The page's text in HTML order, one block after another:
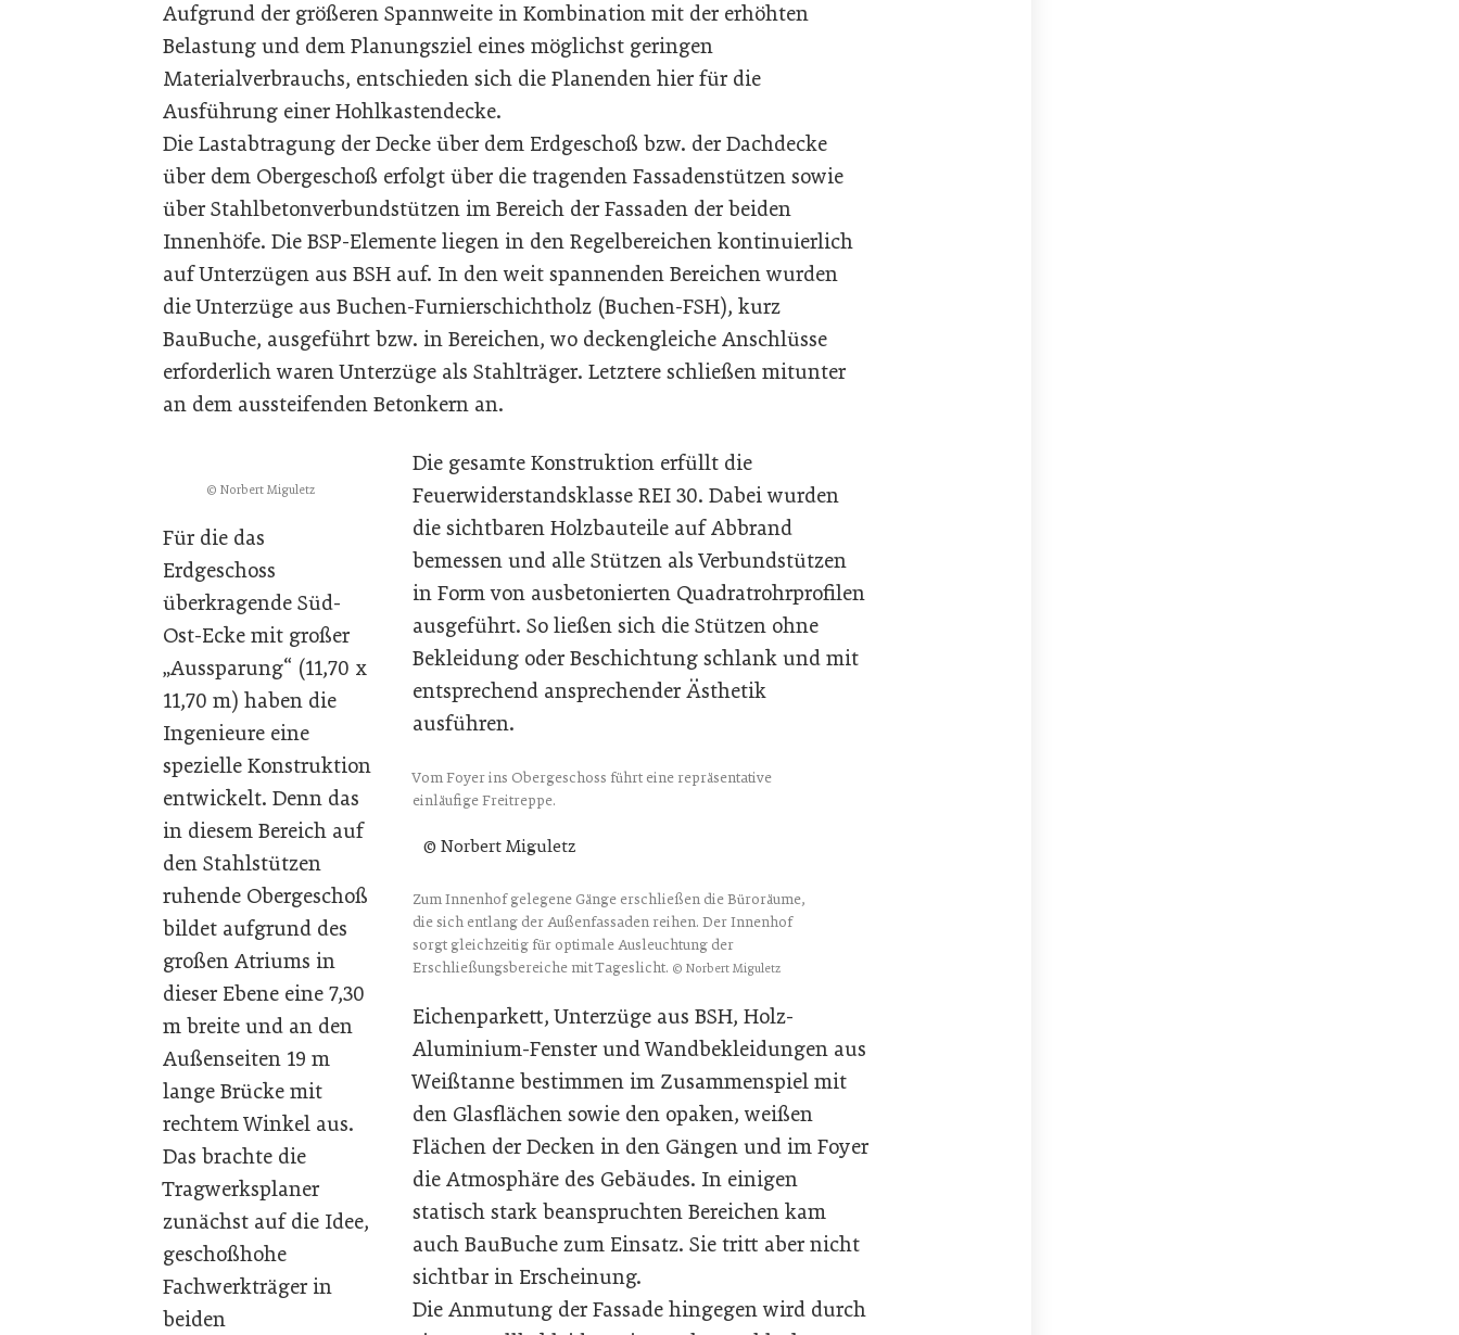
Aufgrund der größeren Spannweite in Kombination mit der erhöhten
Belastung und dem Planungsziel eines möglichst geringen
Materialverbrauchs, entschieden sich die Planenden hier für die
Ausführung einer Hohlkastendecke.
Die Lastabtragung der Decke über dem Erdgeschoß bzw. der Dachdecke
über dem Obergeschoß erfolgt über die tragenden Fassadenstützen sowie
über Stahlbetonverbundstützen im Bereich der Fassaden der beiden
Innenhöfe. Die BSP-Elemente liegen in den Regelbereichen kontinuierlich
auf Unterzügen aus BSH auf. In den weit spannenden Bereichen wurden
die Unterzüge aus Buchen-Furnierschichtholz (Buchen-FSH), kurz
BauBuche, ausgeführt bzw. in Bereichen, wo deckengleiche Anschlüsse
erforderlich waren Unterzüge als Stahlträger. Letztere schließen mitunter
an dem aussteifenden Betonkern an.
© Norbert Miguletz
Für die das
Erdgeschoss
überkragende Süd-
Ost-Ecke mit großer
„Aussparung“ (11,70 x
11,70 m) haben die
Ingenieure eine
spezielle Konstruktion
entwickelt. Denn das
in diesem Bereich auf
den Stahlstützen
ruhende Obergeschoß
bildet aufgrund des
großen Atriums in
dieser Ebene eine 7,30
m breite und an den
Außenseiten 19 m
lange Brücke mit
rechtem Winkel aus.
Das brachte die
Tragwerksplaner
zunächst auf die Idee,
geschoßhohe
Fachwerkträger in
beiden
Die gesamte Konstruktion erfüllt die
Feuerwiderstandsklasse REI 30. Dabei wurden
die sichtbaren Holzbauteile auf Abbrand
bemessen und alle Stützen als Verbundstützen
in Form von ausbetonierten Quadratrohrprofilen
ausgeführt. So ließen sich die Stützen ohne
Bekleidung oder Beschichtung schlank und mit
entsprechend ansprechender Ästhetik
ausführen.
Vom Foyer ins Obergeschoss führt eine repräsentative
einläufige Freitreppe.
© Norbert Miguletz
Zum Innenhof gelegene Gänge erschließen die Büroräume,
die sich entlang der Außenfassaden reihen. Der Innenhof
sorgt gleichzeitig für optimale Ausleuchtung der
Erschließungsbereiche mit Tageslicht. © Norbert Miguletz
Eichenparkett, Unterzüge aus BSH, Holz-
Aluminium-Fenster und Wandbekleidungen aus
Weißtanne bestimmen im Zusammenspiel mit
den Glasflächen sowie den opaken, weißen
Flächen der Decken in den Gängen und im Foyer
die Atmosphäre des Gebäudes. In einigen
statisch stark beanspruchten Bereichen kam
auch BauBuche zum Einsatz. Sie tritt aber nicht
sichtbar in Erscheinung.
Die Anmutung der Fassade hingegen wird durch